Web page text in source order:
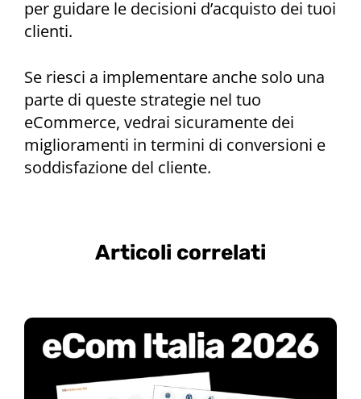
per guidare le decisioni d’acquisto dei tuoi
clienti.
Se riesci a implementare anche solo una
parte di queste strategie nel tuo
eCommerce, vedrai sicuramente dei
miglioramenti in termini di conversioni e
soddisfazione del cliente.
Articoli correlati